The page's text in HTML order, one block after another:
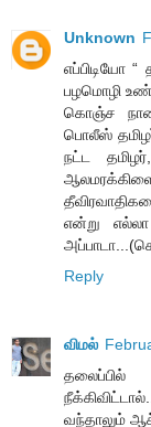
Unknown
எப்பிடியோ
பழமொழி
கொஞ்ச
பொலீஸ்
நட்ட
ஆலமரக்கிளை
என்று
Reply
விமல்
வந்தாலும்